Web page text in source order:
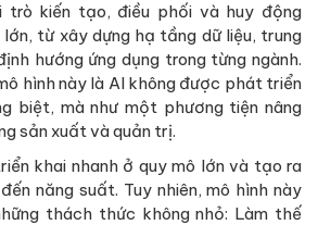
trò kiến tạo, điều phối và huy động
từ xây dựng hạ tầng dữ liệu, trung
hướng ứng dụng trong từng ngành.
hình này là AI không được phát triển
biệt, mà như một phương tiện nâng
sản xuất và quản trị.
khai nhanh ở quy mô lớn và tạo ra
năng suất. Tuy nhiên, mô hình này
thách thức không nhỏ: Làm thế